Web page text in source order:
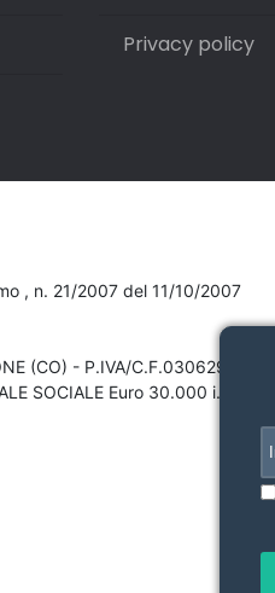
Privacy policy
, n. 21/2007 del 11/10/2007
(CO) - P.IVA/C.F.03062910132
SOCIALE Euro 30.000 i.v.